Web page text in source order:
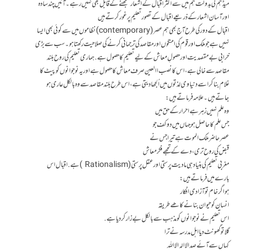
میڈہم کی بدولت ہم میں سے اکثر اقبال کے اشعار سمجھنے کے قابل بھی نہیں رہے۔ آئیں چند سادہ
اور آسان اشعار کے ذریعے اقبال کے تصورتعلیم پر غور کرتے ہیں
اقبال کے دور کی طرح آج بھی ہم عصر ( contemporary) نظاموں میں سے کوئی بھی ایسا
نہیں ہے جو ملک اور قوم کی امنگوں اور مقاصد کی ترجمانی کرنے کی صلاحیت رکھتا ہو۔ سب سے بڑی
خرابی بےمقصدیت اور حصولِ معاش کے لیے تعلیم کا حصول ہے. ہماری تعلیم کی روح بلند
مقاصد سے خالی ہے، اس کا نصب االعین صرف معاش کا حصول ہے اور یہ نوجوانوں کو پیٹ کا
غلام بنا کر اسے دنیاوی لذتوں میں اُلجھا دیتی ہے، اس طرح بلند مقاصد سے وہ بالکل عاری ہو
جاتے ہیں۔ علامہ فرماتے ہیں:
وہ علم نہیں زہر ہے احرار کے حق میں
جس علم کا حاصل ہو جہاں میں دو کف جو
عصر حاضر ملک الموت ہے تیرا جس نے
قبض کی روح تری، دے کے تجھے فکر معاش
مغربی تعلیم کی بنیاد ہی مادیت پرستی اور عقل پرستی ( Rationalism ) ہے. اقبال اس
بارے میں فرماتے ہیں:
ہو اگر خام تو آزادی افکار
انسان کو حیوان بنانے کاھے طریقہ
اس تعلیم نے نوجوانوں کو مذہب سے بالکل بے زار کردیا ہے.
گلا تو گھونٹ دیا اہل مدرسہ نے ترا
کہاں سے آئے صدا لاالہ الا اللہ